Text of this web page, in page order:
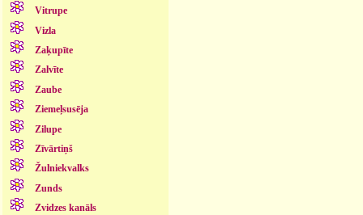
Vitrupe
Vizla
Zaķupīte
Zalvīte
Zaube
Ziemeļsusēja
Zilupe
Zīvārtiņš
Žulniekvalks
Zunds
Zvidzes kanāls